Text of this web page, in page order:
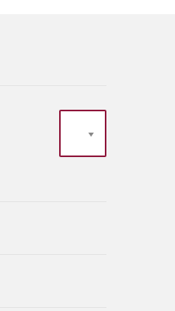
20